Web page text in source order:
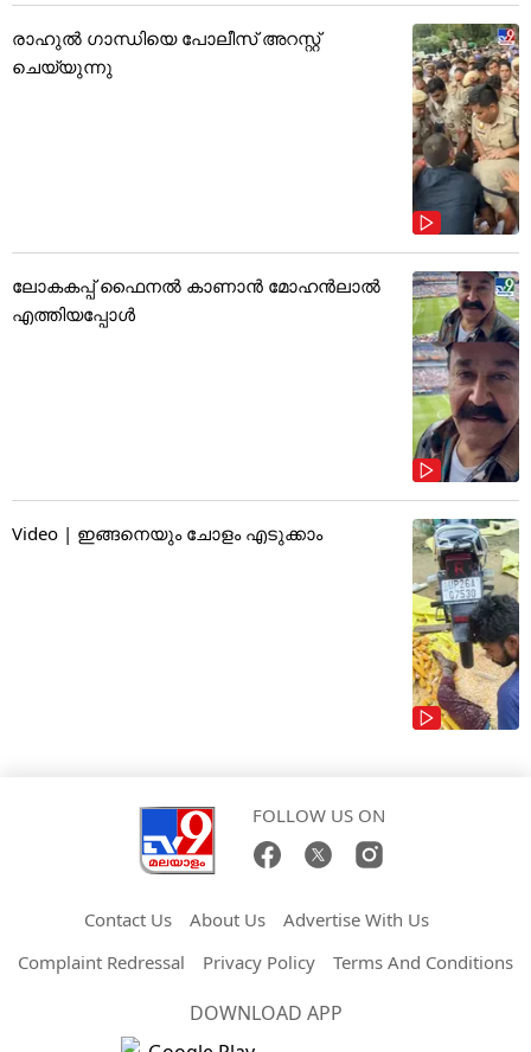
രാഹുൽ ഗാന്ധിയെ പോലീസ് അറസ്റ്റ്
ചെയ്യുന്നു
ലോകകപ്പ് ഫൈനൽ കാണാൻ മോഹൻലാൽ
എത്തിയപ്പോൾ
Video | ഇങ്ങനെയും ചോളം എടുക്കാം
FOLLOW US ON
Contact Us About Us
Advertise With Us
Complaint Redressal
Privacy Policy Terms And Conditions
DOWNLOAD APP